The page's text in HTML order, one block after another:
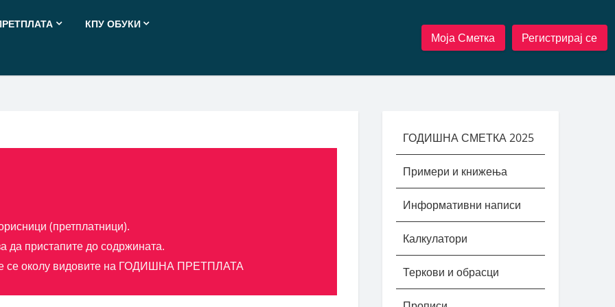
КПУ ОБУКИ
Моја Сметка Регистрирај се
(претплатници).
да пристапите до содржината.
се околу видовите на ГОДИШНА ПРЕТПЛАТА
ГОДИШНА СМЕТКА 2025
Примери и книжења
Информативни написи
Калкулатори
Теркови и обрасци